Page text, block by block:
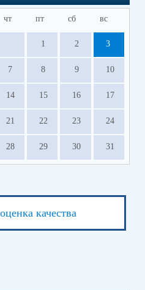
чт пт сб вс
1 2 3
7 8 9 10
14 15 16 17
21 22 23 24
28 29 30 31
качества